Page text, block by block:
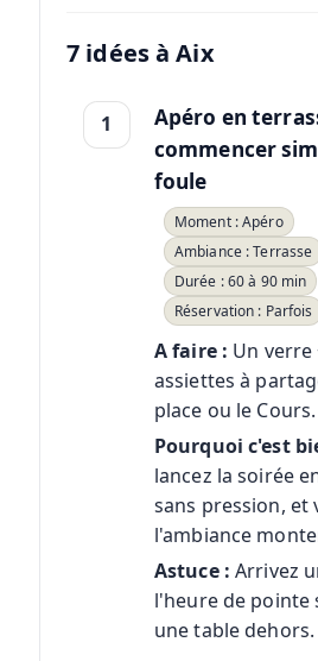
7 idées à Aix
1
Apéro en
commencer
foule
Moment : Apéro
Ambiance : Terrasse
Durée : 60 à 90 min
Réservation : Parfois
A faire : Un verre
assiettes à
place ou le Cours.
Pourquoi c'est
lancez la soirée
sans pression, et
l'ambiance
Astuce : Arrivez
l'heure de pointe
une table dehors.